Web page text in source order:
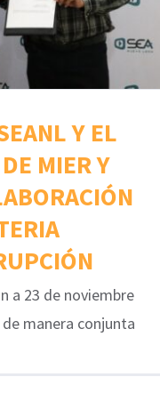
Y EL
MIER Y
a 23 de noviembre
manera conjunta